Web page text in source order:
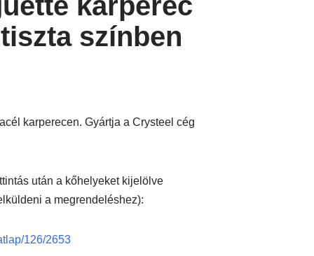
színben
karperecen. Gyártja a Crysteel cég
után a kőhelyeket kijelölve
a megrendeléshez):
126/2653